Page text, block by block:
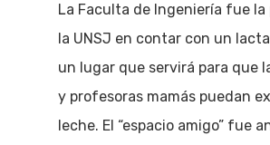
La Faculta de Ingeniería fue la
la UNSJ en contar con un
un lugar que servirá para que
y profesoras mamás puedan
leche. El “espacio amigo” fue